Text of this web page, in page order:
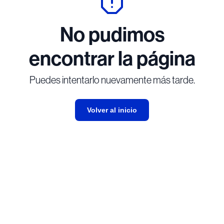
No pudimos
encontrar la página
Puedes intentarlo nuevamente más tarde.
Volver al inicio